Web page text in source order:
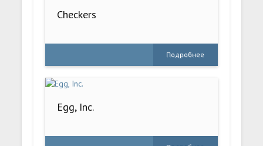
Checkers
Подробнее
Egg, Inc.